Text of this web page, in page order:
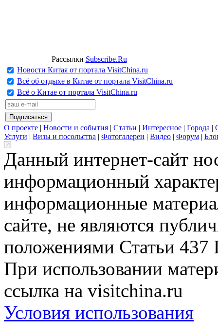
Рассылки Subscribe.Ru
Новости Китая от портала VisitChina.ru
Всё об отдыхе в Китае от портала VisitChina.ru
Всё о Китае от портала VisitChina.ru
О проекте | Новости и события | Статьи | Интересное | Города |
Услуги | Визы и посольства | Фотогалереи | Видео | Форум |
Данный интернет-сайт
информационный
информационные
сайте, не являются
положениями Статьи 437
При использовании
ссылка на visitchina.ru
Условия использования